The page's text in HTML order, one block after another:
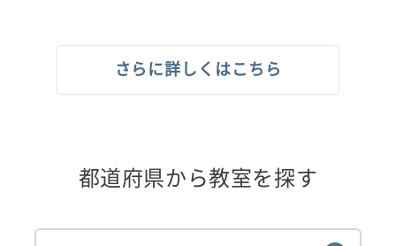
さらに詳しくはこちら
都道府県から教室を探す